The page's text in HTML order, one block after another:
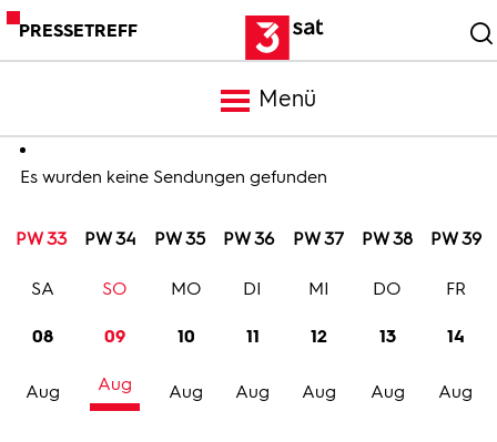
PRESSETREFF
Menü
Meldungen
Programm
Trailer
Es wurden keine Sendungen gefunden
PW 33 PW 34 PW 35 PW 36 PW 37 PW 38 PW 39
08
Aug
SA
09
Aug
SO
10
Aug
MO
11
Aug
DI
12
Aug
MI
13
Aug
DO
14
Aug
FR